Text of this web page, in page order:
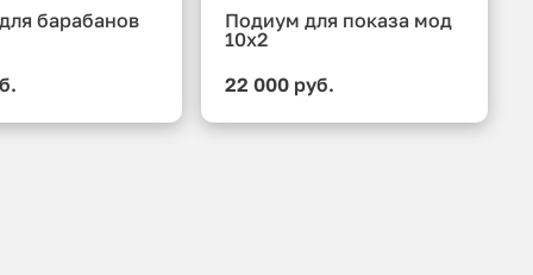
барабанов
Подиум для показа мод
10x2
22 000 руб.